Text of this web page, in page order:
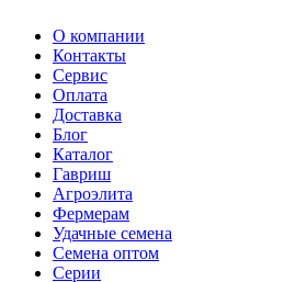
О компании
Контакты
Сервис
Оплата
Доставка
Блог
Каталог
Гавриш
Агроэлита
Фермерам
Удачные семена
Семена оптом
Серии